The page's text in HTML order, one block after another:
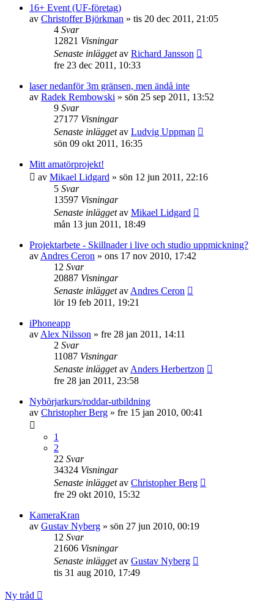
16+ Event (UF-företag)
av Christoffer Björkman » tis 20 dec 2011, 21:05
4 Svar
12821 Visningar
Senaste inläggetav Richard Jansson
fre 23 dec 2011, 10:33
laser nedanför 3m gränsen, men ändå inte
av Radek Rembowski » sön 25 sep 2011, 13:52
9 Svar
27177 Visningar
Senaste inläggetav Ludvig Uppman
sön 09 okt 2011, 16:35
Mitt amatörprojekt!
av Mikael Lidgard » sön 12 jun 2011, 22:16
5 Svar
13597 Visningar
Senaste inläggetav Mikael Lidgard
mån 13 jun 2011, 18:49
Projektarbete - Skillnader i live och studio uppmickning?
av Andres Ceron » ons 17 nov 2010, 17:42
12 Svar
20887 Visningar
Senaste inläggetav Andres Ceron
lör 19 feb 2011, 19:21
iPhoneapp
av Alex Nilsson » fre 28 jan 2011, 14:11
2 Svar
11087 Visningar
Senaste inläggetav Anders Herbertzon
fre 28 jan 2011, 23:58
Nybörjarkurs/roddar-utbildning
av Christopher Berg » fre 15 jan 2010, 00:41
1
2
22 Svar
34324 Visningar
Senaste inläggetav Christopher Berg
fre 29 okt 2010, 15:32
KameraKran
av Gustav Nyberg » sön 27 jun 2010, 00:19
12 Svar
21606 Visningar
Senaste inläggetav Gustav Nyberg
tis 31 aug 2010, 17:49
Ny tråd